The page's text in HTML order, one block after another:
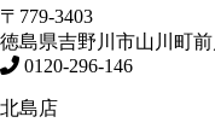
〒779-3403
徳島県吉野川市山川町前
0120-296-146
北島店